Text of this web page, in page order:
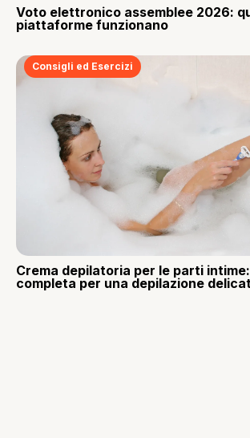
Voto elettronico assemblee 2026:
piattaforme funzionano
Consigli ed Esercizi
Crema depilatoria per le parti
completa per una depilazione